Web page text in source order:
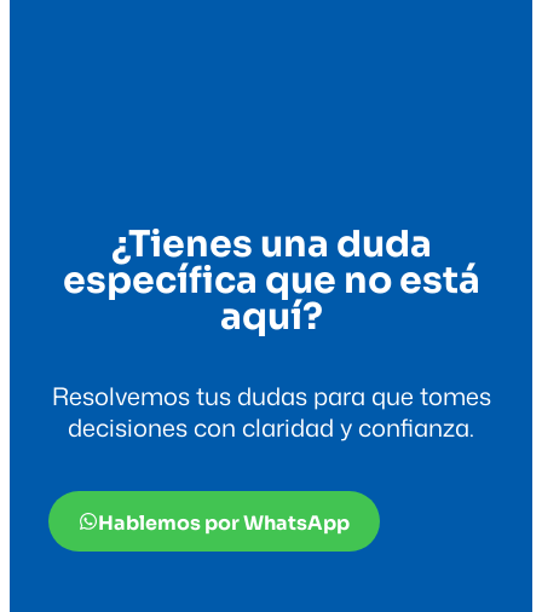
¿Tienes una duda
específica que no está
aquí?
Resolvemos tus dudas para que tomes
decisiones con claridad y confianza.
Hablemos por WhatsApp